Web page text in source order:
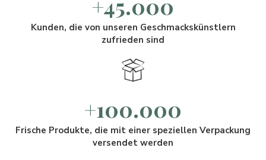
+45.000
Kunden, die von unseren Geschmackskünstlern
zufrieden sind
+100.000
Frische Produkte, die mit einer speziellen Verpackung
versendet werden